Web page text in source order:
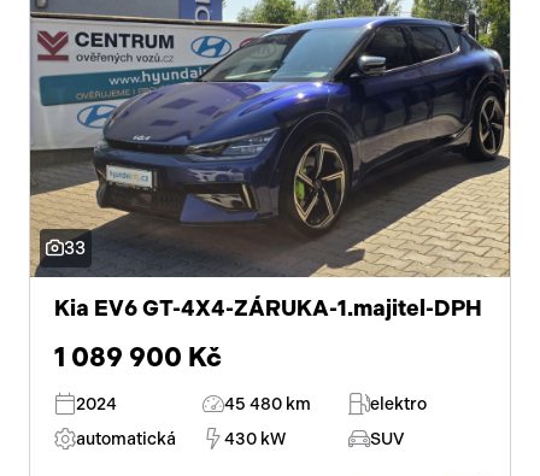
protiprokluzový systém kol (ASR)
ABS
tempomat
venkovní teploměr
AUX
klimatizovaná přihrádka
aut. klimatizace
hlasové ovládání palubního počítače
satelitní navigace
33
Kia EV6 GT-4X4-ZÁRUKA-1.majitel-DPH
1 089 900 Kč
2024 45 480 km
elektro
automatická
430 kW SUV